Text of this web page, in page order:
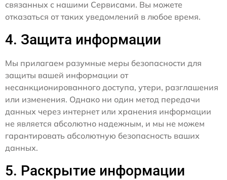
связанных с нашими Сервисами. Вы можете
отказаться от таких уведомлений в любое время.
4. Защита информации
Мы прилагаем разумные меры безопасности для
защиты вашей информации от
несанкционированного доступа, утери, разглашения
или изменения. Однако ни один метод передачи
данных через интернет или хранения информации
не является абсолютно надежным, и мы не можем
гарантировать абсолютную безопасность ваших
данных.
5. Раскрытие информации